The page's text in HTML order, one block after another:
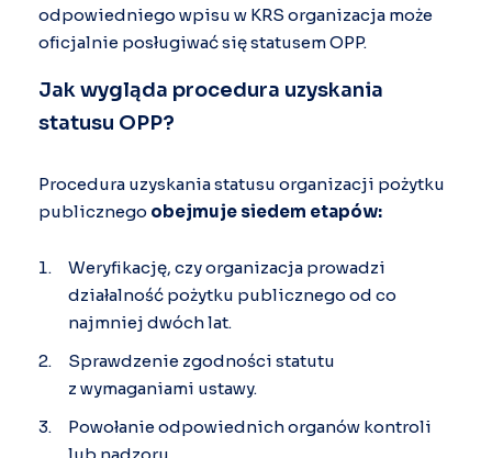
odpowiedniego wpisu w KRS organizacja może
oficjalnie posługiwać się statusem OPP.
Jak wygląda procedura uzyskania
statusu OPP?
Procedura uzyskania statusu organizacji pożytku
publicznego obejmuje siedem etapów:
Weryfikację, czy organizacja prowadzi
działalność pożytku publicznego od co
najmniej dwóch lat.
Sprawdzenie zgodności statutu
z wymaganiami ustawy.
Powołanie odpowiednich organów kontroli